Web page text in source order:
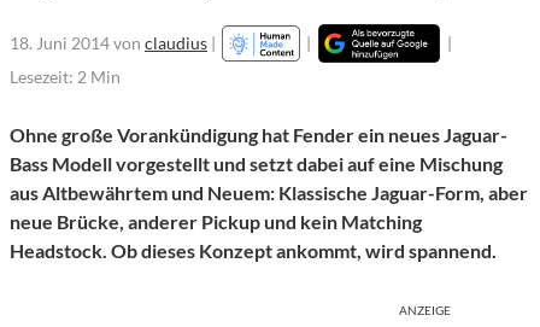
18. Juni 2014von claudius | |
|
Lesezeit: 2 Min
Ohne große Vorankündigung hat Fender ein neues Jaguar-
Bass Modell vorgestellt und setzt dabei auf eine Mischung
aus Altbewährtem und Neuem: Klassische Jaguar-Form, aber
neue Brücke, anderer Pickup und kein Matching
Headstock. Ob dieses Konzept ankommt, wird spannend.
ANZEIGE